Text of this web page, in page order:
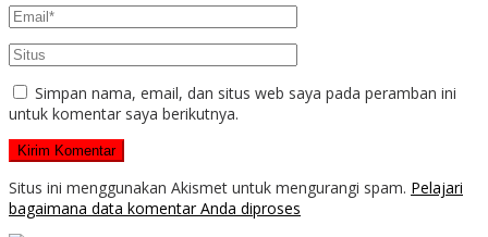
Simpan nama, email, dan situs web saya pada peramban ini
untuk komentar saya berikutnya.
Situs ini menggunakan Akismet untuk mengurangi spam. Pelajari
bagaimana data komentar Anda diproses